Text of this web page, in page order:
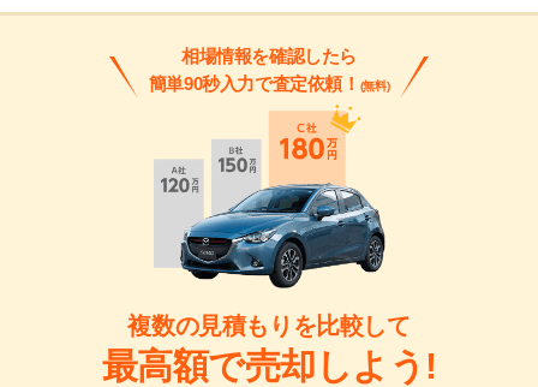
相場情報を確認したら
簡単90秒入力で査定依頼！ (無料)
複数の見積もりを比較して
最高額で売却しよう!